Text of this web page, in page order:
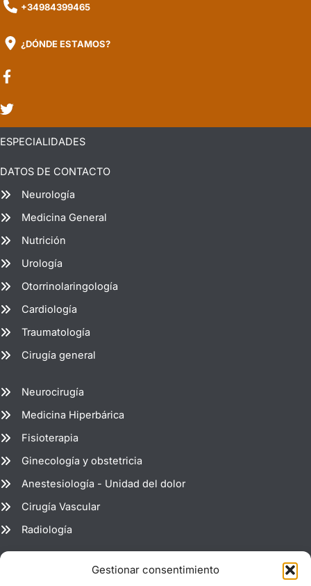
Gestionar consentimiento
+34984399465
¿DÓNDE ESTAMOS?
ESPECIALIDADES
DATOS DE CONTACTO
Neurología
Medicina General
Nutrición
Urología
Otorrinolaringología
Cardiología
Traumatología
Cirugía general
Neurocirugía
Medicina Hiperbárica
Fisioterapia
Ginecología y obstetricia
Anestesiología - Unidad del dolor
Cirugía Vascular
Radiología
Estadio del Molinón 265 (Puerta 8) 33203 Gijón - Asturias -